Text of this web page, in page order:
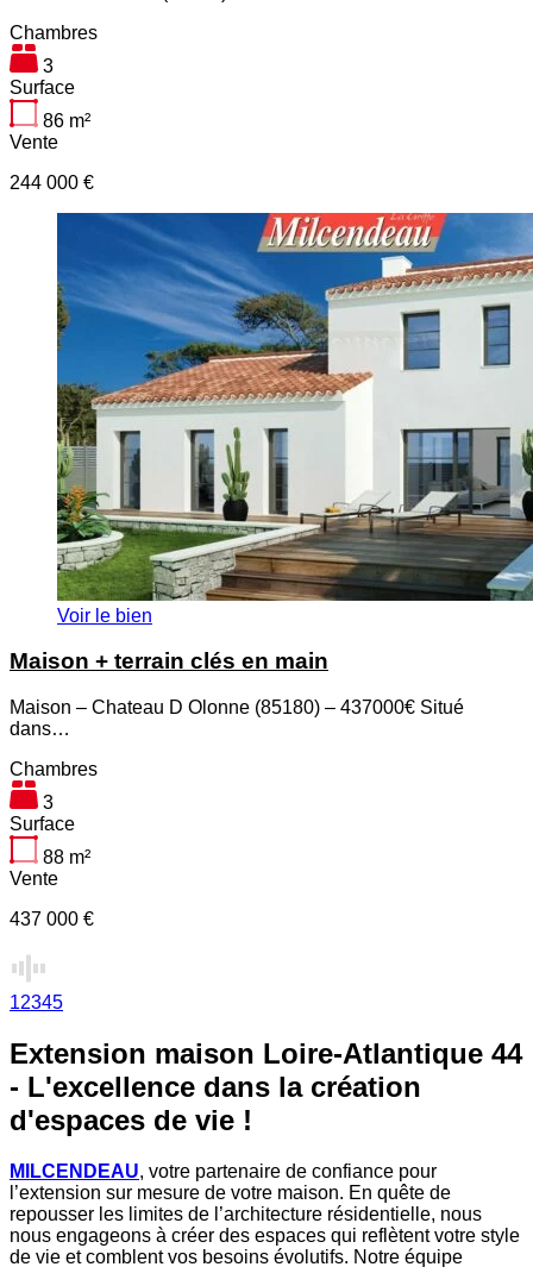
Chambres
3
Surface
86 m²
Vente
244 000 €
Voir le bien
Maison + terrain clés en main
Maison – Chateau D Olonne (85180) – 437000€ Situé
dans…
Chambres
3
Surface
88 m²
Vente
437 000 €
12345
Extension maison Loire-Atlantique 44
- L'excellence dans la création
d'espaces de vie !
MILCENDEAU, votre partenaire de confiance pour
l’extension sur mesure de votre maison. En quête de
repousser les limites de l’architecture résidentielle, nous
nous engageons à créer des espaces qui reflètent votre style
de vie et comblent vos besoins évolutifs. Notre équipe